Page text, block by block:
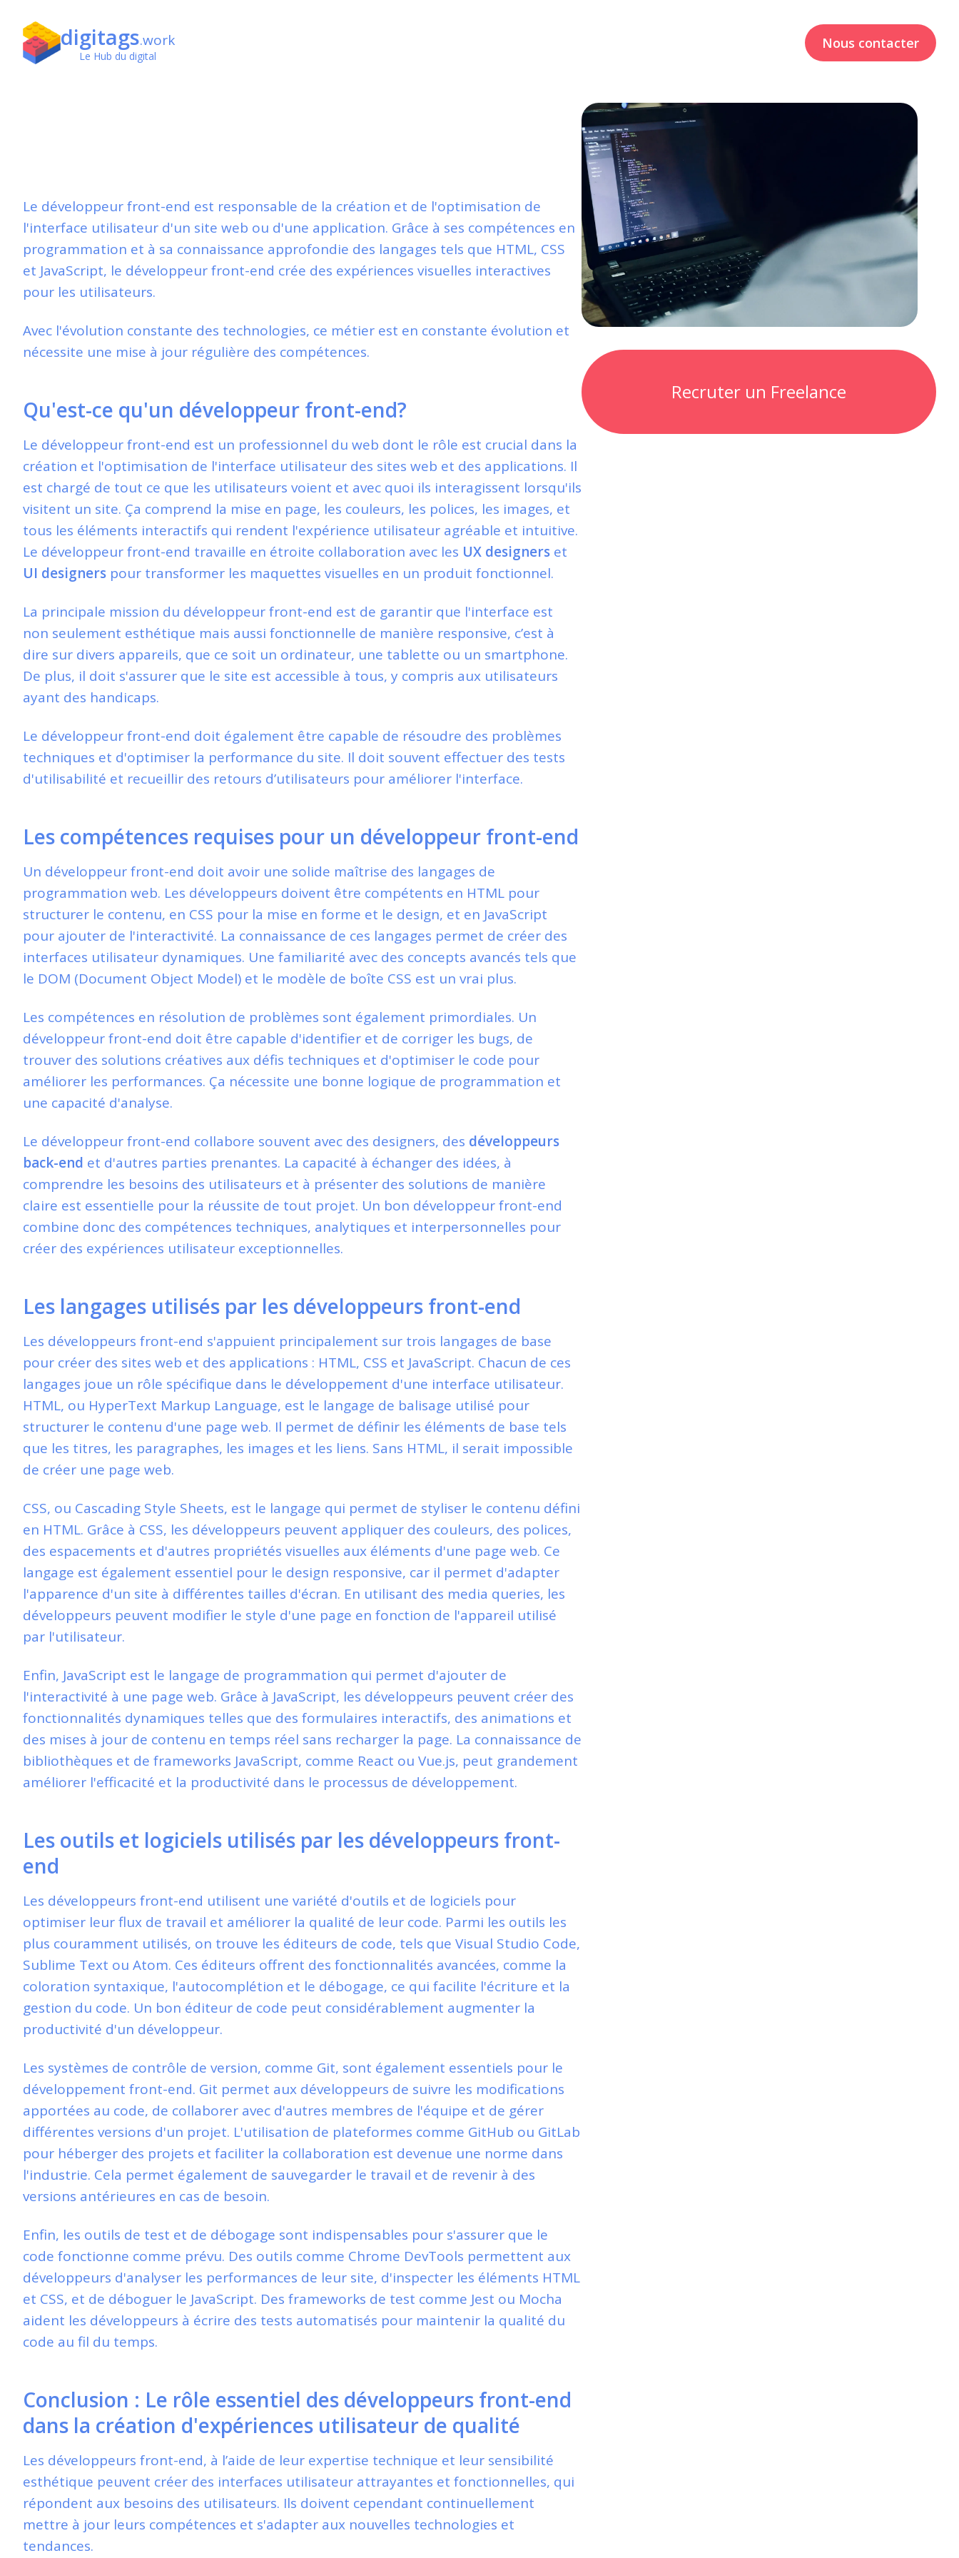
digitags.work
Le Hub du digital
Nous contacter
Le développeur front-end est responsable de la création et de l'optimisation de
l'interface utilisateur d'un site web ou d'une application. Grâce à ses compétences en
programmation et à sa connaissance approfondie des langages tels que HTML, CSS
et JavaScript, le développeur front-end crée des expériences visuelles interactives
pour les utilisateurs.
Avec l'évolution constante des technologies, ce métier est en constante évolution et
nécessite une mise à jour régulière des compétences.
Qu'est-ce qu'un développeur front-end?
Le développeur front-end est un professionnel du web dont le rôle est crucial dans la
création et l'optimisation de l'interface utilisateur des sites web et des applications. Il
est chargé de tout ce que les utilisateurs voient et avec quoi ils interagissent lorsqu'ils
visitent un site. Ça comprend la mise en page, les couleurs, les polices, les images, et
tous les éléments interactifs qui rendent l'expérience utilisateur agréable et intuitive.
Le développeur front-end travaille en étroite collaboration avec les UX designers et
UI designers pour transformer les maquettes visuelles en un produit fonctionnel.
La principale mission du développeur front-end est de garantir que l'interface est
non seulement esthétique mais aussi fonctionnelle de manière responsive, c’est à
dire sur divers appareils, que ce soit un ordinateur, une tablette ou un smartphone.
De plus, il doit s'assurer que le site est accessible à tous, y compris aux utilisateurs
ayant des handicaps.
Le développeur front-end doit également être capable de résoudre des problèmes
techniques et d'optimiser la performance du site. Il doit souvent effectuer des tests
d'utilisabilité et recueillir des retours d’utilisateurs pour améliorer l'interface.
Les compétences requises pour un développeur front-end
Un développeur front-end doit avoir une solide maîtrise des langages de
programmation web. Les développeurs doivent être compétents en HTML pour
structurer le contenu, en CSS pour la mise en forme et le design, et en JavaScript
pour ajouter de l'interactivité. La connaissance de ces langages permet de créer des
interfaces utilisateur dynamiques. Une familiarité avec des concepts avancés tels que
le DOM (Document Object Model) et le modèle de boîte CSS est un vrai plus.
Les compétences en résolution de problèmes sont également primordiales. Un
développeur front-end doit être capable d'identifier et de corriger les bugs, de
trouver des solutions créatives aux défis techniques et d'optimiser le code pour
améliorer les performances. Ça nécessite une bonne logique de programmation et
une capacité d'analyse.
Le développeur front-end collabore souvent avec des designers, des développeurs
back-end et d'autres parties prenantes. La capacité à échanger des idées, à
comprendre les besoins des utilisateurs et à présenter des solutions de manière
claire est essentielle pour la réussite de tout projet. Un bon développeur front-end
combine donc des compétences techniques, analytiques et interpersonnelles pour
créer des expériences utilisateur exceptionnelles.
Les langages utilisés par les développeurs front-end
Les développeurs front-end s'appuient principalement sur trois langages de base
pour créer des sites web et des applications : HTML, CSS et JavaScript. Chacun de ces
langages joue un rôle spécifique dans le développement d'une interface utilisateur.
HTML, ou HyperText Markup Language, est le langage de balisage utilisé pour
structurer le contenu d'une page web. Il permet de définir les éléments de base tels
que les titres, les paragraphes, les images et les liens. Sans HTML, il serait impossible
de créer une page web.
CSS, ou Cascading Style Sheets, est le langage qui permet de styliser le contenu défini
en HTML. Grâce à CSS, les développeurs peuvent appliquer des couleurs, des polices,
des espacements et d'autres propriétés visuelles aux éléments d'une page web. Ce
langage est également essentiel pour le design responsive, car il permet d'adapter
l'apparence d'un site à différentes tailles d'écran. En utilisant des media queries, les
développeurs peuvent modifier le style d'une page en fonction de l'appareil utilisé
par l'utilisateur.
Enfin, JavaScript est le langage de programmation qui permet d'ajouter de
l'interactivité à une page web. Grâce à JavaScript, les développeurs peuvent créer des
fonctionnalités dynamiques telles que des formulaires interactifs, des animations et
des mises à jour de contenu en temps réel sans recharger la page. La connaissance de
bibliothèques et de frameworks JavaScript, comme React ou Vue.js, peut grandement
améliorer l'efficacité et la productivité dans le processus de développement.
Les outils et logiciels utilisés par les développeurs front-
end
Les développeurs front-end utilisent une variété d'outils et de logiciels pour
optimiser leur flux de travail et améliorer la qualité de leur code. Parmi les outils les
plus couramment utilisés, on trouve les éditeurs de code, tels que Visual Studio Code,
Sublime Text ou Atom. Ces éditeurs offrent des fonctionnalités avancées, comme la
coloration syntaxique, l'autocomplétion et le débogage, ce qui facilite l'écriture et la
gestion du code. Un bon éditeur de code peut considérablement augmenter la
productivité d'un développeur.
Les systèmes de contrôle de version, comme Git, sont également essentiels pour le
développement front-end. Git permet aux développeurs de suivre les modifications
apportées au code, de collaborer avec d'autres membres de l'équipe et de gérer
différentes versions d'un projet. L'utilisation de plateformes comme GitHub ou GitLab
pour héberger des projets et faciliter la collaboration est devenue une norme dans
l'industrie. Cela permet également de sauvegarder le travail et de revenir à des
versions antérieures en cas de besoin.
Enfin, les outils de test et de débogage sont indispensables pour s'assurer que le
code fonctionne comme prévu. Des outils comme Chrome DevTools permettent aux
développeurs d'analyser les performances de leur site, d'inspecter les éléments HTML
et CSS, et de déboguer le JavaScript. Des frameworks de test comme Jest ou Mocha
aident les développeurs à écrire des tests automatisés pour maintenir la qualité du
code au fil du temps.
Conclusion : Le rôle essentiel des développeurs front-end
dans la création d'expériences utilisateur de qualité
Les développeurs front-end, à l’aide de leur expertise technique et leur sensibilité
esthétique peuvent créer des interfaces utilisateur attrayantes et fonctionnelles, qui
répondent aux besoins des utilisateurs. Ils doivent cependant continuellement
mettre à jour leurs compétences et s'adapter aux nouvelles technologies et
tendances.
Recruter un Freelance